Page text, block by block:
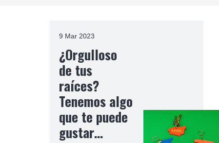
9 Mar 2023
¿Orgulloso
de tus
raíces?
Tenemos algo
que te puede
gustar…